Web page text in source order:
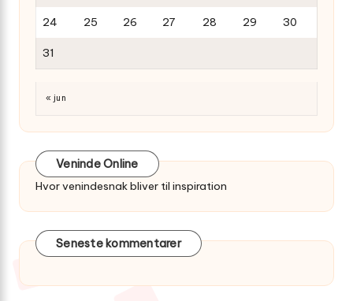
24 25 26 27 28 29 30
31
« jun
Veninde Online
Hvor venindesnak bliver til inspiration
Seneste kommentarer